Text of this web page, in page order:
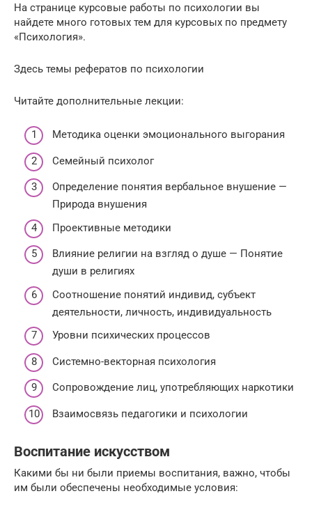
На странице курсовые работы по психологии вы
найдете много готовых тем для курсовых по предмету
«Психология».
Здесь темы рефератов по психологии
Читайте дополнительные лекции:
Методика оценки эмоционального выгорания
Семейный психолог
Определение понятия вербальное внушение —
Природа внушения
Проективные методики
Влияние религии на взгляд о душе — Понятие
души в религиях
Соотношение понятий индивид, субъект
деятельности, личность, индивидуальность
Уровни психических процессов
Системно-векторная психология
Сопровождение лиц, употребляющих наркотики
Взаимосвязь педагогики и психологии
Воспитание искусством
Какими бы ни были приемы воспитания, важно, чтобы
им были обеспечены необходимые условия: